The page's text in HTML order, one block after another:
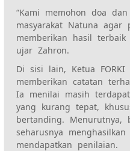
“Kami memohon doa
masyarakat Natuna
memberikan hasil terbaik
ujar Zahron.
Di sisi lain, Ketua FORKI
memberikan catatan
Ia menilai masih
yang kurang tepat,
bertanding. Menurutnya,
seharusnya
mendapatkan penilaian.